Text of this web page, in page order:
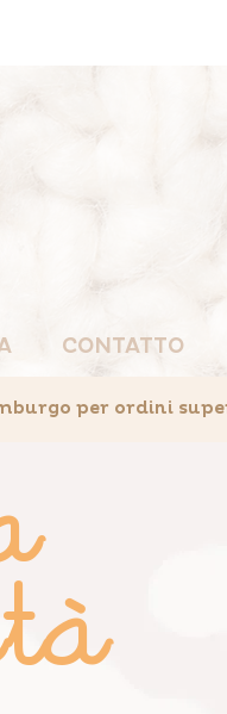
CONTATTO
per ordini